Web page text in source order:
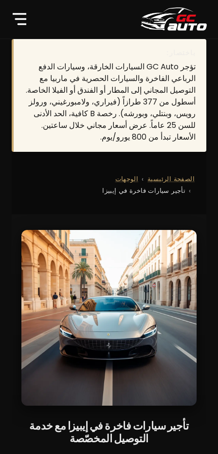
تؤجر GC Auto السيارات الخارقة، وسيارات الدفع
الرباعي الفاخرة والسيارات الحصرية في ماربيا مع
التوصيل المجاني إلى المطار أو الفندق أو الفيلا الخاصة.
أسطول من 377 طرازاً (فيراري، ولامبورغيني، ورولز
رويس، وبنتلي، وبورشه). رخصة B كافية، الحد الأدنى
للسن 25 عاماً. عرض أسعار مجاني خلال ساعتين.
الأسعار تبدأ من 800 يورو/يوم.
الصفحة الرئيسية
الوجهات
تأجير سيارات فاخرة في إيبيزا
تأجير سيارات فاخرة في إيبيزا مع خدمة
التوصيل المخصّصة